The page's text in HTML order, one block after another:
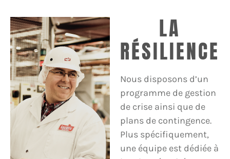
LA
RÉSILIENCE
Nous disposons d’un
programme de gestion
de crise ainsi que de
plans de contingence.
Plus spécifiquement,
une équipe est dédiée à